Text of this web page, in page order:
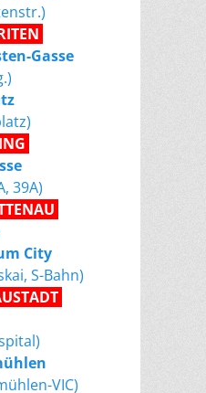
Gasse
39A)
City
S-Bahn)
VIC)